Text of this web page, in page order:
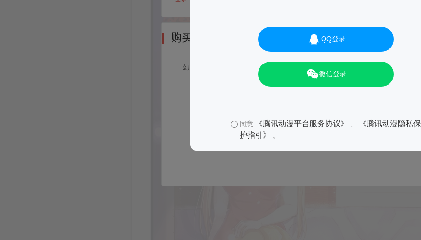
QQ登录
微信登录
同意 《腾讯动漫平台服务协议》
《腾讯动漫隐私保
护指引》
。